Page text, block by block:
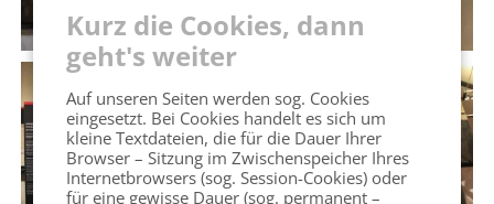
Kurz die Cookies, dann
geht's weiter
Auf unseren Seiten werden sog. Cookies
eingesetzt. Bei Cookies handelt es sich um
kleine Textdateien, die für die Dauer Ihrer
Browser – Sitzung im Zwischenspeicher Ihres
Internetbrowsers (sog. Session-Cookies) oder
für eine gewisse Dauer (sog. permanent –